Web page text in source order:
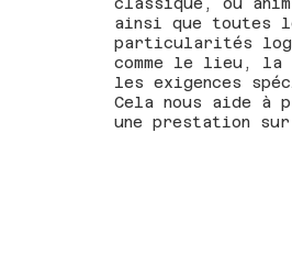
classique, ou
ainsi que toutes
particularités
comme le lieu, la
les exigences
Cela nous aide à
une prestation sur